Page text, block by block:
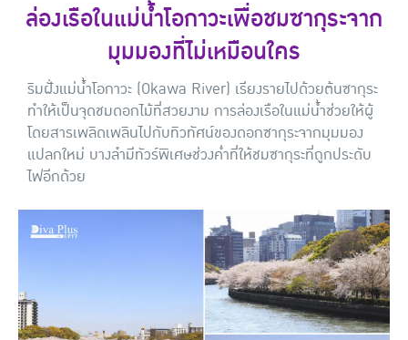
ล่องเรือในแม่น้ำโอกาวะเพื่อชมซากุระจาก
มุมมองที่ไม่เหมือนใคร
ริมฝั่งแม่น้ำโอกาวะ (Okawa River) เรียงรายไปด้วยต้นซากุระ
ทำให้เป็นจุดชมดอกไม้ที่สวยงาม การล่องเรือในแม่น้ำช่วยให้ผู้
โดยสารเพลิดเพลินไปกับทิวทัศน์ของดอกซากุระจากมุมมอง
แปลกใหม่ บางลำมีทัวร์พิเศษช่วงค่ำที่ให้ชมซากุระที่ถูกประดับ
ไฟอีกด้วย